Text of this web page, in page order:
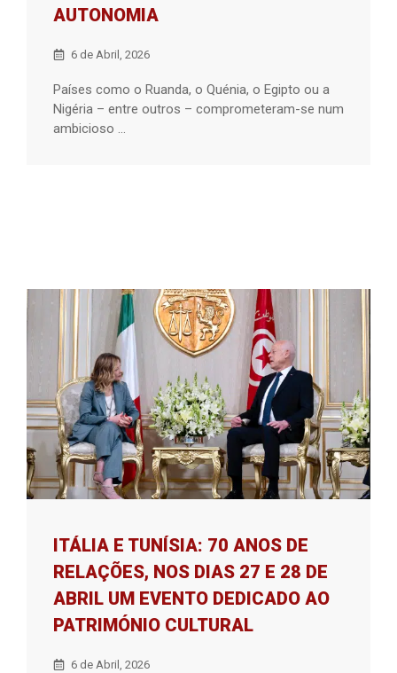
AUTONOMIA
6 de Abril, 2026
Países como o Ruanda, o Quénia, o Egipto ou a
Nigéria – entre outros – comprometeram-se num
ambicioso ...
ITÁLIA E TUNÍSIA: 70 ANOS DE
RELAÇÕES, NOS DIAS 27 E 28 DE
ABRIL UM EVENTO DEDICADO AO
PATRIMÓNIO CULTURAL
6 de Abril, 2026